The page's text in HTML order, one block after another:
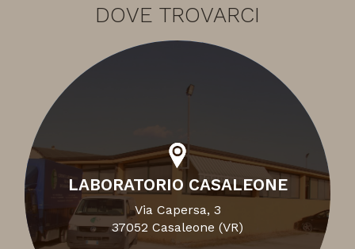
DOVE TROVARCI
LABORATORIO CASALEONE
Via Capersa, 3
37052 Casaleone (VR)